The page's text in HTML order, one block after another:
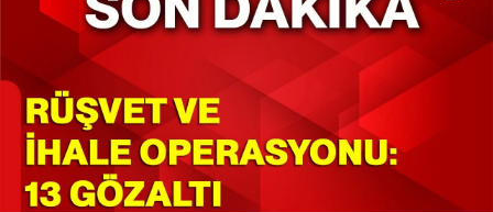
SAĞLIK
SPOR
11:11 MANŞET